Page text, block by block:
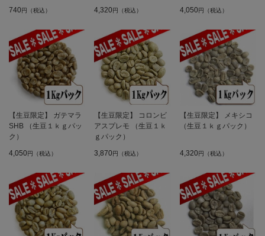
740円（税込）
4,320円（税込）
4,050円（税込）
【生豆限定】 ガテマラ
SHB （生豆１ｋｇパッ
ク）
4,050円（税込）
【生豆限定】 コロンビ
アスプレモ （生豆１ｋ
ｇパック）
3,870円（税込）
【生豆限定】 メキシコ
（生豆１ｋｇパック）
4,320円（税込）